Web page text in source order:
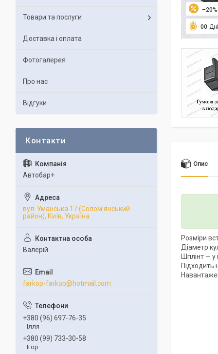
–20%
00
Опис
Розміри
Діаметр
Шплінт — у
Підходить
Товари та послуги
Доставка і оплата
Фотогалерея
Про нас
Відгуки
Автобар+
вул. Уманська 17 (Солом'янський
район), Київ, Україна
Валерій
farkop-farkop@hotmail.com
+380 (96) 697-76-35
Ілля
+380 (99) 733-30-58
Ігор